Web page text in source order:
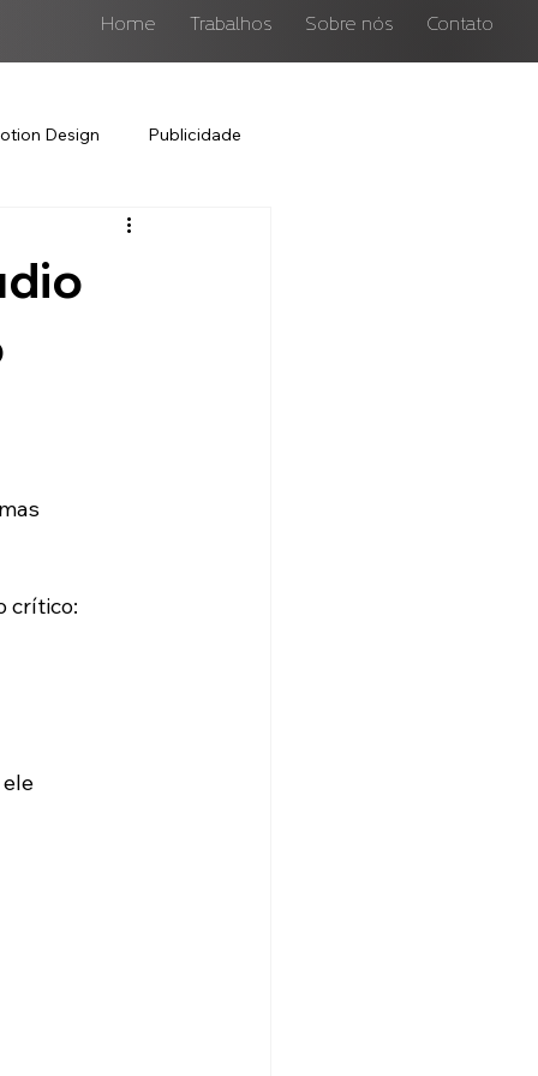
Home Trabalhos Sobre nós Contato
Design Publicidade
crítico: